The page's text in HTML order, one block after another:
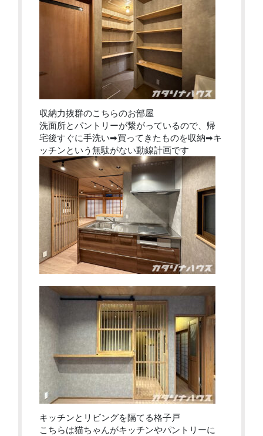
収納力抜群のこちらのお部屋
洗面所とパントリーが繋がっているので、帰
宅後すぐに手洗い➡買ってきたものを収納➡キ
ッチンという無駄がない動線計画です
キッチンとリビングを隔てる格子戸
こちらは猫ちゃんがキッチンやパントリーに